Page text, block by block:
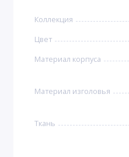
Коллекция
Цвет
Материал корпуса
Материал изголовья
Ткань